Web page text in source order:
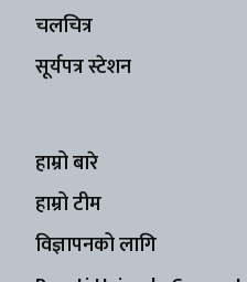
चलचित्र
सूर्यपत्र स्टेशन
हाम्रो बारे
हाम्रो टीम
विज्ञापनको लागि